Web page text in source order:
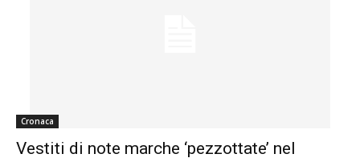
Cronaca
Vestiti di note marche ‘pezzottate’ nel